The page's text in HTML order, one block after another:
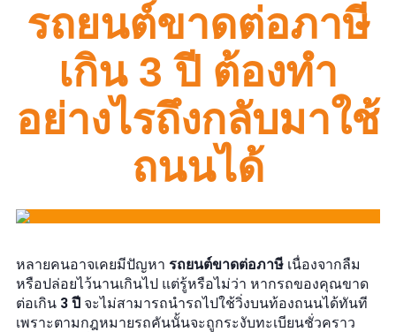
รถยนต์ขาดต่อภาษี
เกิน 3 ปี ต้องทำ
อย่างไรถึงกลับมาใช้
ถนนได้
หลายคนอาจเคยมีปัญหา รถยนต์ขาดต่อภาษี เนื่องจากลืม
หรือปล่อยไว้นานเกินไป แต่รู้หรือไม่ว่า หากรถของคุณขาด
ต่อเกิน 3 ปี จะไม่สามารถนำรถไปใช้วิ่งบนท้องถนนได้ทันที
เพราะตามกฎหมายรถคันนั้นจะถูกระงับทะเบียนชั่วคราว